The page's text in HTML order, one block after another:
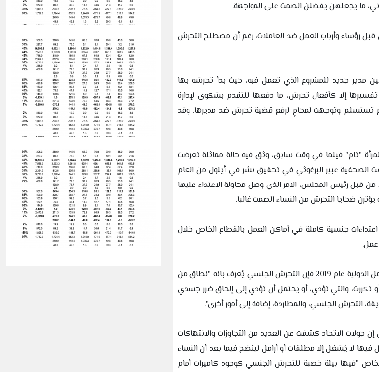
ما يجعلهن يفضلن الصمت على المواجهة.
رؤساء وأرباب العمل ضد العاملات، رغم أن مصطلح التحرش
مدير جديد للمشروع الذي تعمل فيه، حيث بدأ تحرشه بها
إلا كأفعال تحرش، ما دفعها للتقدم بشكوى لإدارة
تستسلم وتوجهت لمحامٍ لرفع قضية تحرش ضد مديرها، وقد
"تام" فيلما في وقت سابق، وثق فيه حالة مماثلة تعرضت
عبير البرغوثي في تحقيق نشر في أيلول من العام
من قبل رئيس المجلس، الامر الذي وصل محاولة الاعتداء عليها
ضحايا التحرش من النساء الصمت غالبا.
وسجل الاتحاد العام لنقابات عمال فلسطين 310 حالات عنف وتحرش جنسي، بينها 3 اعتداءات جنسية كاملة في أماكن العمل بالقطاع الخاص خلال
بحسب اتفاقية القضاء على العنف والتحرش في العمل رقم 190 الصادرة عن منظمة العمل الدولية عام 2019 فإن التحرش الجنسي يُعرف بانه "نطاق من
تكررت، والتي تؤدي، أو يحتمل أن تؤدي إلى إلحاق ضرر جسدي
التحرش الجنسي، والمطاردة، إضافة إلى أمور أخرى".
جولات الاتحاد كشفت عن العديد من التجاوزات والانتهاكات
لا يُشغل إلا مطلقات أو أرامل ليتضح فيما بعد أن النساء
"فيها بيئة خصبة للتحرش الجنسي كوجود كاميرات أمام